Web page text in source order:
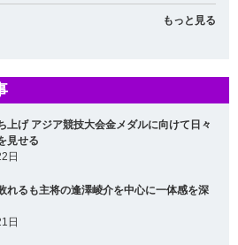
もっと見る
上げ アジア競技大会金メダルに向けて日々
見せる
日
れるも主将の逢澤崚介を中心に一体感を深
日